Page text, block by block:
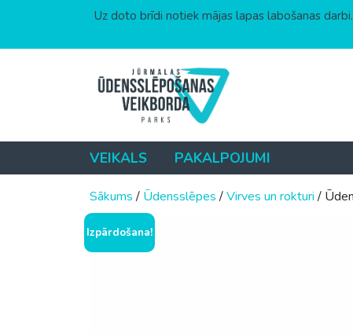
Uz doto brīdi notiek mājas lapas labošanas
VEIKALS PAKALPOJUMI
Sākums/ Ūdensslēpes/Virves un rokturi/
Izpārdošana!